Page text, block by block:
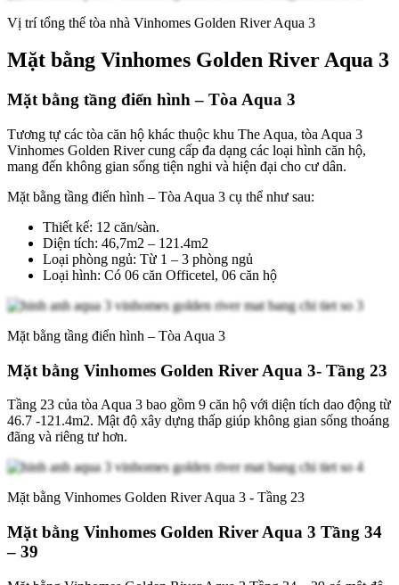
Vị trí tổng thể tòa nhà Vinhomes Golden River Aqua 3
Mặt bằng Vinhomes Golden River Aqua 3
Mặt bằng tầng điển hình – Tòa Aqua 3
Tương tự các tòa căn hộ khác thuộc khu The Aqua, tòa Aqua 3
Vinhomes Golden River cung cấp đa dạng các loại hình căn hộ,
mang đến không gian sống tiện nghi và hiện đại cho cư dân.
Mặt bằng tầng điển hình – Tòa Aqua 3 cụ thể như sau:
Thiết kế: 12 căn/sàn.
Diện tích: 46,7m2 – 121.4m2
Loại phòng ngủ: Từ 1 – 3 phòng ngủ
Loại hình: Có 06 căn Officetel, 06 căn hộ
Mặt bằng tầng điển hình – Tòa Aqua 3
Mặt bằng Vinhomes Golden River Aqua 3- Tầng 23
Tầng 23 của tòa Aqua 3 bao gồm 9 căn hộ với diện tích dao động từ
46.7 -121.4m2. Mật độ xây dựng thấp giúp không gian sống thoáng
đãng và riêng tư hơn.
Mặt bằng Vinhomes Golden River Aqua 3 - Tầng 23
Mặt bằng Vinhomes Golden River Aqua 3 Tầng 34
– 39